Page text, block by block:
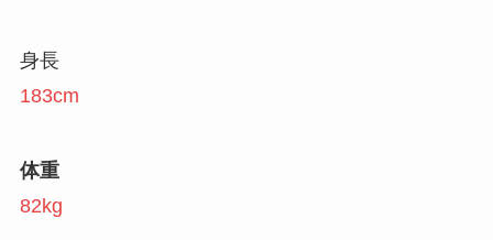
身長
183cm
体重
82kg